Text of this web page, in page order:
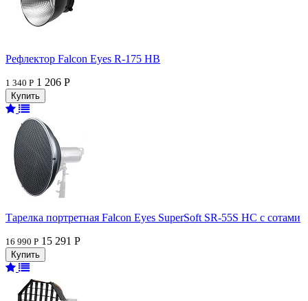
Рефлектор Falcon Eyes R-175 HB
1 340 Р 1 206 Р
Тарелка портретная Falcon Eyes SuperSoft SR-55S HC c сотами
16 990 Р 15 291 Р